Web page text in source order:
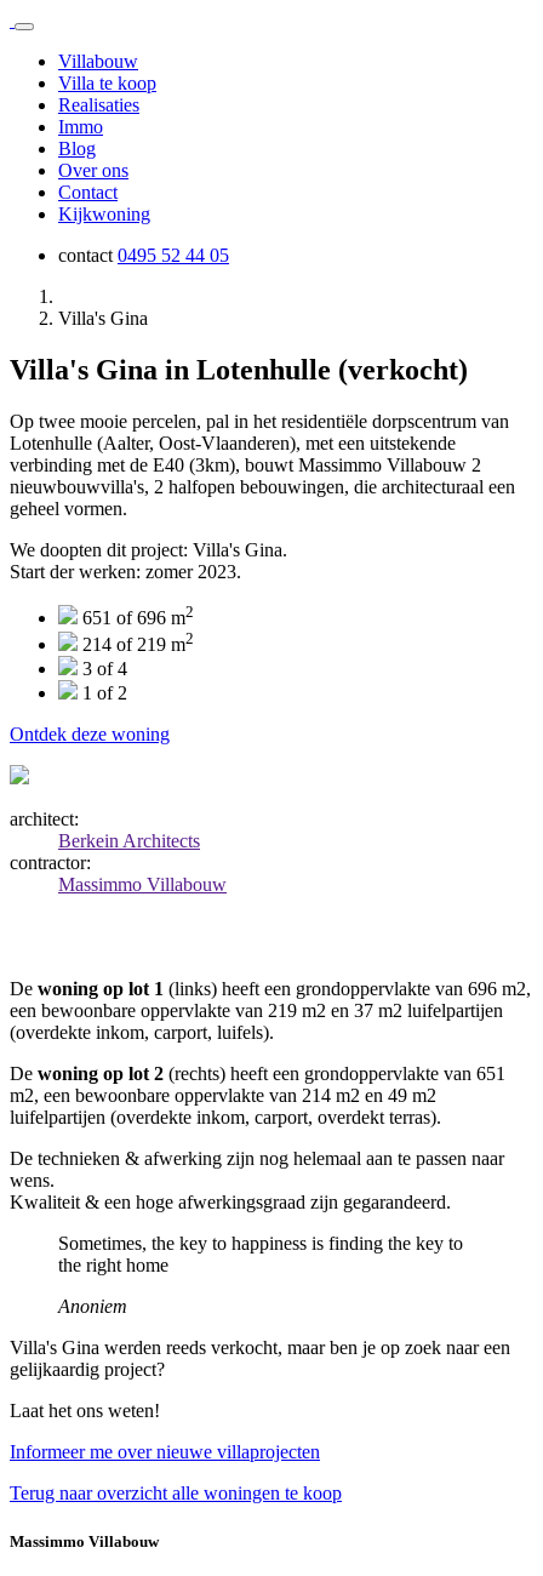
Villabouw
Villa te koop
Realisaties
Immo
Blog
Over ons
Contact
Kijkwoning
contact 0495 52 44 05
Villa's Gina
Villa's Gina in Lotenhulle (verkocht)
Op twee mooie percelen, pal in het residentiële dorpscentrum van
Lotenhulle (Aalter, Oost-Vlaanderen), met een uitstekende
verbinding met de E40 (3km), bouwt Massimmo Villabouw 2
nieuwbouwvilla's, 2 halfopen bebouwingen, die architecturaal een
geheel vormen.
We doopten dit project: Villa's Gina.
Start der werken: zomer 2023.
651 of 696 m2
214 of 219 m2
3 of 4
1 of 2
Ontdek deze woning
architect:
Berkein Architects
contractor:
Massimmo Villabouw
De woning op lot 1 (links) heeft een grondoppervlakte van 696 m2,
een bewoonbare oppervlakte van 219 m2 en 37 m2 luifelpartijen
(overdekte inkom, carport, luifels).
De woning op lot2 (rechts) heeft een grondoppervlakte van 651
m2, een bewoonbare oppervlakte van 214 m2 en 49 m2
luifelpartijen (overdekte inkom, carport, overdekt terras).
De technieken & afwerking zijn nog helemaal aan te passen naar
wens.
Kwaliteit & een hoge afwerkingsgraad zijn gegarandeerd.
Sometimes, the key to happiness is finding the key to
the right home
Anoniem
Villa's Gina werden reeds verkocht, maar ben je op zoek naar een
gelijkaardig project?
Laat het ons weten!
Informeer me over nieuwe villaprojecten
Terug naar overzicht alle woningen te koop
Massimmo Villabouw